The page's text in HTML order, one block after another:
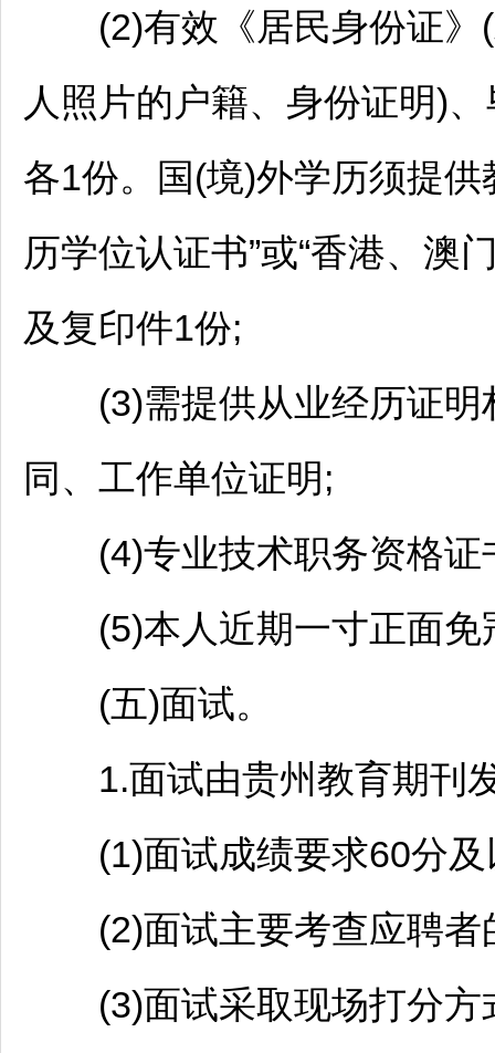
(2)有效《居民身份证》(
人照片的户籍、身份证明)
各1份。国(境)外学历须提
历学位认证书”或“香港、澳
及复印件1份;
(3)需提供从业经历证明
同、工作单位证明;
(4)专业技术职务资格证
(5)本人近期一寸正面免
(五)面试。
1.面试由贵州教育期刊
(1)面试成绩要求60分及
(2)面试主要考查应聘者
(3)面试采取现场打分方